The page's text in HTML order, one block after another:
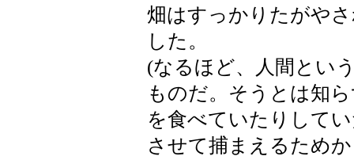
畑はすっかりたがや
した。
(なるほど、人間とい
ものだ。そうとは知
を食べていたりして
させて捕まえるため